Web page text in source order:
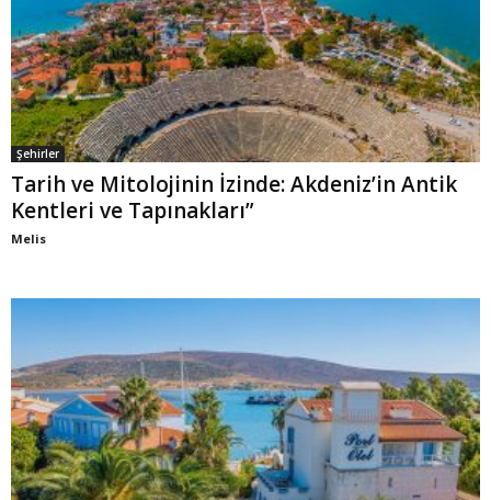
Şehirler
Tarih ve Mitolojinin İzinde: Akdeniz’in Antik
Kentleri ve Tapınakları”
Melis